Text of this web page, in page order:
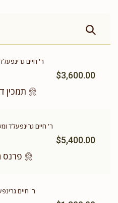
ר' חיים
$3,600.00
תמכין
ר' חיים גרינפעלד
$5,400.00
פרנס
ר' חיים